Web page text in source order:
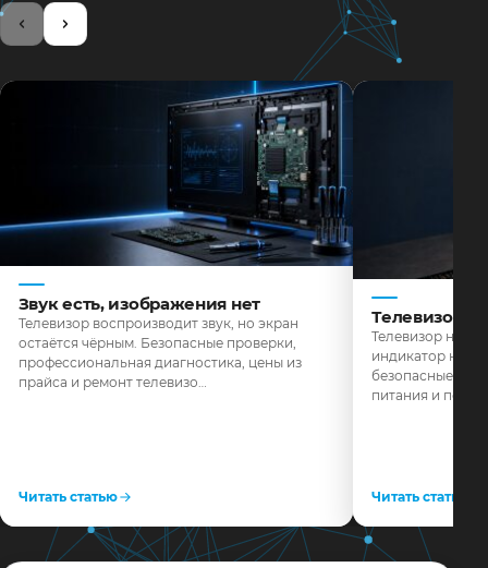
Звук есть, изображения нет
Телевизор воспроизводит звук, но экран
остаётся чёрным. Безопасные проверки,
профессиональная диагностика, цены из
прайса и ремонт телевизо…
Читать статью
Телевизор
Телевизор не
индикатор не
безопасные
питания и
Читать статью